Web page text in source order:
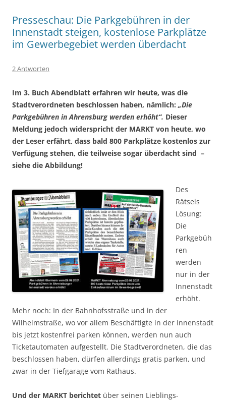
Presseschau: Die Parkgebühren in der
Innenstadt steigen, kostenlose Parkplätze
im Gewerbegebiet werden überdacht
2 Antworten
Im 3. Buch Abendblatt erfahren wir heute, was die
Stadtverordneten beschlossen haben, nämlich: „Die
Parkgebühren in Ahrensburg werden erhöht“. Dieser
Meldung jedoch widerspricht der MARKT von heute, wo
der Leser erfährt, dass bald 800 Parkplätze kostenlos zur
Verfügung stehen, die teilweise sogar überdacht sind –
siehe die Abbildung!
Des
Rätsels
Lösung:
Die
Parkgebüh
ren
werden
nur in der
Innenstadt
erhöht.
Mehr noch: In der Bahnhofsstraße und in der
Wilhelmstraße, wo vor allem Beschäftigte in der Innenstadt
bis jetzt kostenfrei parken können, werden nun auch
Ticketautomaten aufgestellt. Die Stadtverordneten, die das
beschlossen haben, dürfen allerdings gratis parken, und
zwar in der Tiefgarage vom Rathaus.
Und der MARKT berichtet über seinen Lieblings-